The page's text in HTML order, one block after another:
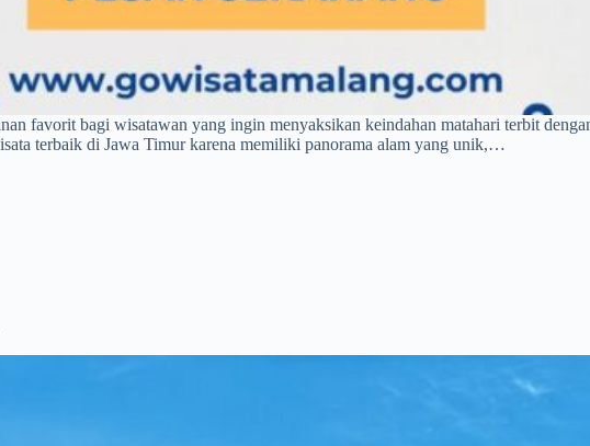
favorit bagi wisatawan yang ingin menyaksikan keindahan matahari terbit
terbaik di Jawa Timur karena memiliki panorama alam yang unik,…